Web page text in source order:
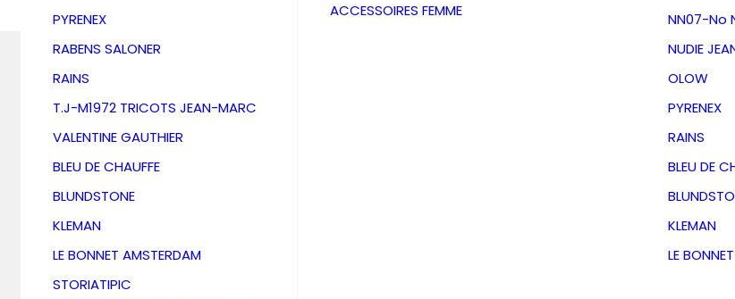
PYRENEX
RABENS SALONER
RAINS
T.J-M1972 TRICOTS JEAN-MARC
VALENTINE GAUTHIER
BLEU DE CHAUFFE
BLUNDSTONE
KLEMAN
LE BONNET AMSTERDAM
STORIATIPIC
ACCESSOIRES FEMME
NN07-No
NUDIE
OLOW
PYRENEX
RAINS
BLEU DE
KLEMAN
LE
Chemise Colt 4145
3929Blue Horizon
95,00